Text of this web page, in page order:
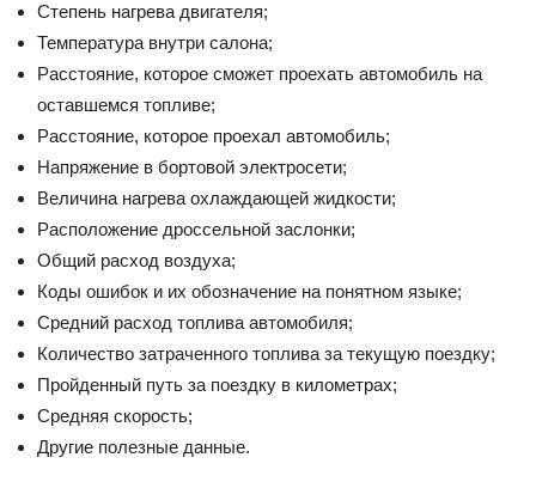
Степень нагрева двигателя;
Температура внутри салона;
Расстояние, которое сможет проехать автомобиль на
оставшемся топливе;
Расстояние, которое проехал автомобиль;
Напряжение в бортовой электросети;
Величина нагрева охлаждающей жидкости;
Расположение дроссельной заслонки;
Общий расход воздуха;
Коды ошибок и их обозначение на понятном языке;
Средний расход топлива автомобиля;
Количество затраченного топлива за текущую поездку;
Пройденный путь за поездку в километрах;
Средняя скорость;
Другие полезные данные.